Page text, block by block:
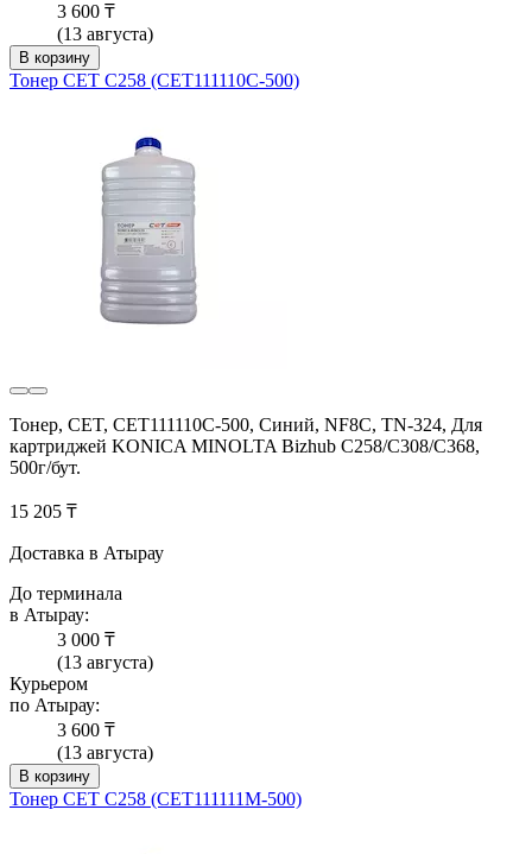
3 600 ₸
(13 августа)
В корзину
Тонер CET C258 (CET111110C-500)
Тонер, CET, CET111110C-500, Синий, NF8C, TN-324, Для
картриджей KONICA MINOLTA Bizhub C258/C308/C368,
500г/бут.
15 205 ₸
Доставка в Атырау
До терминала
в Атырау:
3 000 ₸
(13 августа)
Курьером
по Атырау:
3 600 ₸
(13 августа)
В корзину
Тонер CET C258 (CET111111M-500)